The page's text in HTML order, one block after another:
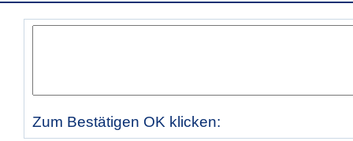
Zum Bestätigen OK klicken: